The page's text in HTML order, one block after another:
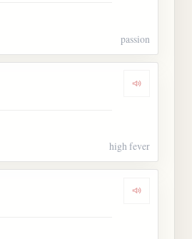
passion
Dengarkan
high fever
Dengarkan